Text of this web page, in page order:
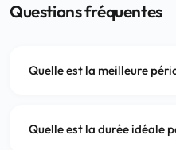
Questions fréquentes
Quelle est la meilleure
Quelle est la durée idéale